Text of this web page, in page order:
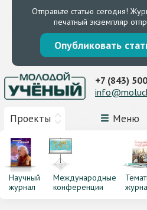
Отправьте статью сегодня!
печатный экземпляр
Опубликовать
Проекты Меню
+7 (843)
Научный
журнал
Международные
конференции